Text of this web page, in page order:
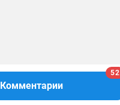
Комментарии
52